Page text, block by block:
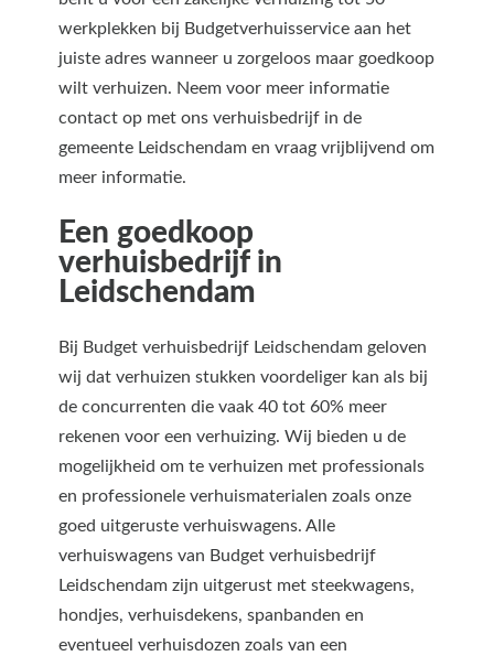
werkplekken bij Budgetverhuisservice aan het
juiste adres wanneer u zorgeloos maar goedkoop
wilt verhuizen. Neem voor meer informatie
contact op met ons verhuisbedrijf in de
gemeente Leidschendam en vraag vrijblijvend om
meer informatie.
Een goedkoop
verhuisbedrijf in
Leidschendam
Bij Budget verhuisbedrijf Leidschendam geloven
wij dat verhuizen stukken voordeliger kan als bij
de concurrenten die vaak 40 tot 60% meer
rekenen voor een verhuizing. Wij bieden u de
mogelijkheid om te verhuizen met professionals
en professionele verhuismaterialen zoals onze
goed uitgeruste verhuiswagens. Alle
verhuiswagens van Budget verhuisbedrijf
Leidschendam zijn uitgerust met steekwagens,
hondjes, verhuisdekens, spanbanden en
eventueel verhuisdozen zoals van een